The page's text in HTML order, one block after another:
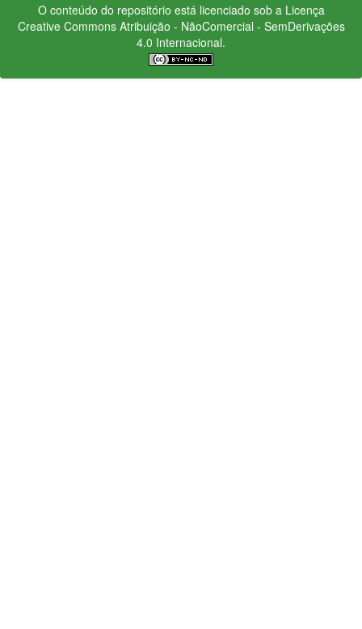
O conteúdo do repositório está licenciado sob a Licença
Creative CommonsAtribuição - NãoComercial - SemDerivações
4.0 Internacional.